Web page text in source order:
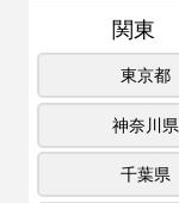
関東
東京都
神奈川県
千葉県